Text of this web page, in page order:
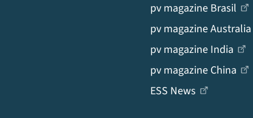
pv magazine Brasil
pv magazine Australia
pv magazine India
pv magazine China
ESS News